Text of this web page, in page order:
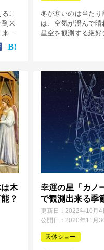
こ
到来
る
の星
つが
冬が寒いのは当た
は、空気が澄んで
星空を観測する絶
す。 そんな寒い冬
めるために少し我
と […]
木
？
幸運の星「カノ
で観測出来る季
更新日： 2022年10月4
公開日： 2020年11月
天体ショー